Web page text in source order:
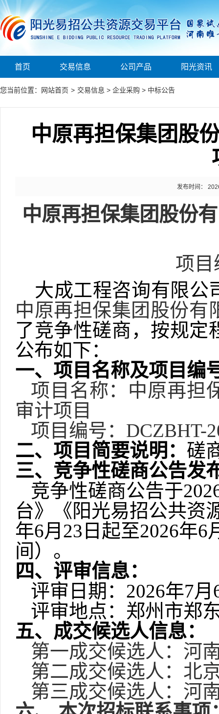
首页 交易信息 公司产品 阳光资讯
您当前位置： 网站首页 > 交易信息 > 企业采购 > 中标公告
中原再担保集团股
发布时间：
中原再担保集团股份
项目
大成工程咨询有限公
中原再担保集团股份有
了竞争性磋商 ，按规定
公布如下：
一、项目名称及项目编
项目名称： 中原再担
审计项目
项目编号： DCZBHT-
二、项目简要说明： 磋
三、 竞争性磋商公告发
竞争性磋商公告于
台》《阳光易招公共资
年6月23日起至2026年6
间）。
四、 评审信息：
评审 日期： 2026年7月
评审地点：郑州市郑
五、 成交候选人信息：
第一成交候选人： 河
第二成交候选人： 北
第三成交候选人： 河